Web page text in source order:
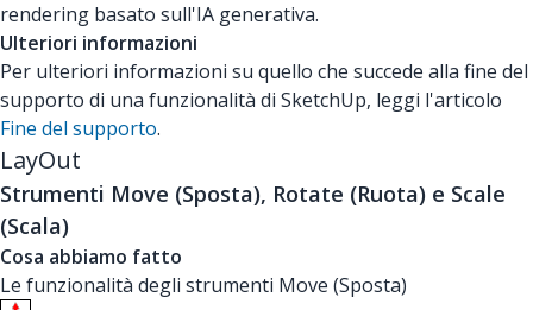
rendering basato sull'IA generativa.
Ulteriori informazioni
Per ulteriori informazioni su quello che succede alla fine del
supporto di una funzionalità di SketchUp, leggi l'articolo
Fine del supporto.
LayOut
Strumenti Move (Sposta), Rotate (Ruota) e Scale
(Scala)
Cosa abbiamo fatto
Le funzionalità degli strumenti Move (Sposta)